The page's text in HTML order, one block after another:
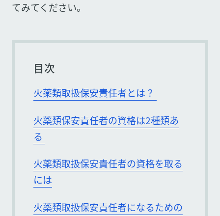
てみてください。
目次
火薬類取扱保安責任者とは？
火薬類保安責任者の資格は2種類あ
る
火薬類取扱保安責任者の資格を取る
には
火薬類取扱保安責任者になるための